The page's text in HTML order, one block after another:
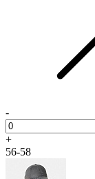
-
+
56-58